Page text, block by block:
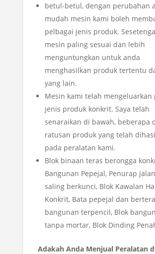
betul-betul, dengan perubahan
mudah mesin kami boleh
pelbagai jenis produk.
mesin paling sesuai dan lebih
menguntungkan untuk anda
menghasilkan produk tertentu
yang lain.
Mesin kami telah mengeluarkan
jenis produk konkrit. Saya telah
senaraikan di bawah, beberapa
ratusan produk yang telah
pada peralatan kami.
Blok binaan teras berongga
Bangunan Pepejal, Penurap
saling berkunci, Blok Kawalan
Konkrit, Bata pepejal dan
bangunan terpencil, Blok
tanpa mortar, Blok Dinding
Adakah Anda Menjual Peralatan